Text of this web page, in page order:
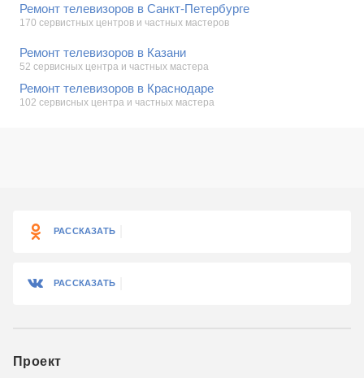
Ремонт телевизоров в Санкт-Петербурге
170 сервистных центров и частных мастеров
Ремонт телевизоров в Казани
52 сервисных центра и частных мастера
Ремонт телевизоров в Краснодаре
102 сервисных центра и частных мастера
РАССКАЗАТЬ
РАССКАЗАТЬ
Проект